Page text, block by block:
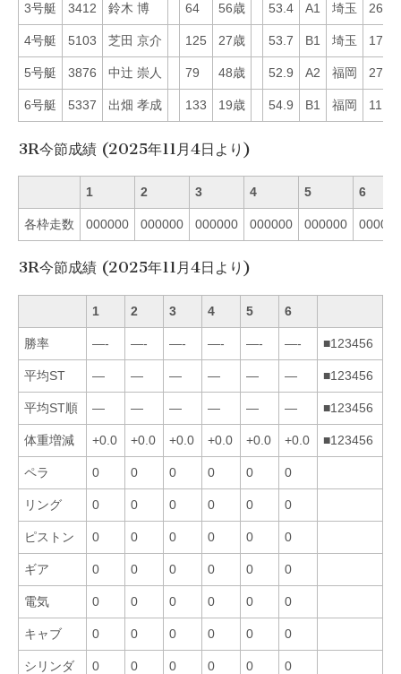
3号艇 3412 鈴木 博 64 56歳 53.4 A1 埼玉 26
4号艇 5103 芝田 京介 125 27歳 53.7 B1 埼玉 17
5号艇 3876 中辻 崇人 79 48歳 52.9 A2 福岡 27
6号艇 5337 出畑 孝成 133 19歳 54.9 B1 福岡 11
3R今節成績 (2025年11月4日より)
1 2 3 4 5 6
各枠走数 000000 000000 000000 000000 000000 000000
3R今節成績 (2025年11月4日より)
1 2 3 4 5 6
勝率 —- —- —- —- —- —- ■123456
平均ST — — — — — — ■123456
平均ST順 — — — — — — ■123456
体重増減 +0.0 +0.0 +0.0 +0.0 +0.0 +0.0 ■123456
ペラ 0 0 0 0 0 0
リング 0 0 0 0 0 0
ピストン 0 0 0 0 0 0
ギア 0 0 0 0 0 0
電気 0 0 0 0 0 0
キャブ 0 0 0 0 0 0
シリンダ 0 0 0 0 0 0